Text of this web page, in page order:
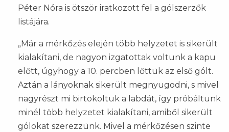
Péter Nóra is ötször iratkozott fel a gólszerzők
listájára.
„Már a mérkőzés elején több helyzetet is sikerült
kialakítani, de nagyon izgatottak voltunk a kapu
előtt, úgyhogy a 10. percben lőttük az első gólt.
Aztán a lányoknak sikerült megnyugodni, s mivel
nagyrészt mi birtokoltuk a labdát, így próbáltunk
minél több helyzetet kialakítani, amiből sikerült
gólokat szerezzünk. Mivel a mérkőzésen szinte